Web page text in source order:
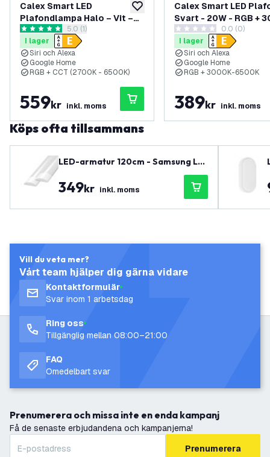
lägg till i önskelistan
Calex Smart LED
Plafondlampa Halo – Vit –
22W – RGB+CCT – Ø295 mm
öppna recensionspanel
5 stjärnbetyg5.0 (1)
I lager
Siri och Alexa
Google Home
RGB + CCT (2700K - 6500K)
559kr inkl. moms
Calex Smart LED
Svart - 20W - RGB +
6500K - Ø400 mm
0 stjärnbetyg0.0 (0)
I lager
Siri och Alexa
Google Home
RGB + 3000K-6500K
389kr inkl. moms
Köps ofta tillsammans
LED-armatur 120cm - Samsung LE
D - 30W - 140lm/W - 4000K - Neutr
alvit - 5 års garanti - 2-pack
349kr inkl. moms
Vill du veta mer?
Vårt team hjälper dig gärna vidare
Kontaktformulär
Svar inom 1 arbetsdag
Ring oss
Tillgänglig mellan 08:00–21:00
FAQ
Omedelbart svar
Prenumerera och missa inte en enda kampanj
Få de senaste erbjudandena och kampanjerna!
Prenumerera